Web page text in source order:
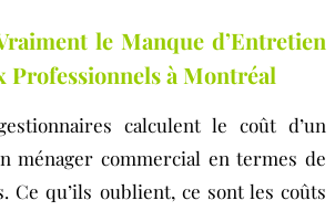
le Manque d’Entretien
Professionnels à Montréal
calculent le coût d’un
ménager commercial en termes de
Ce qu’ils oublient, ce sont les coûts